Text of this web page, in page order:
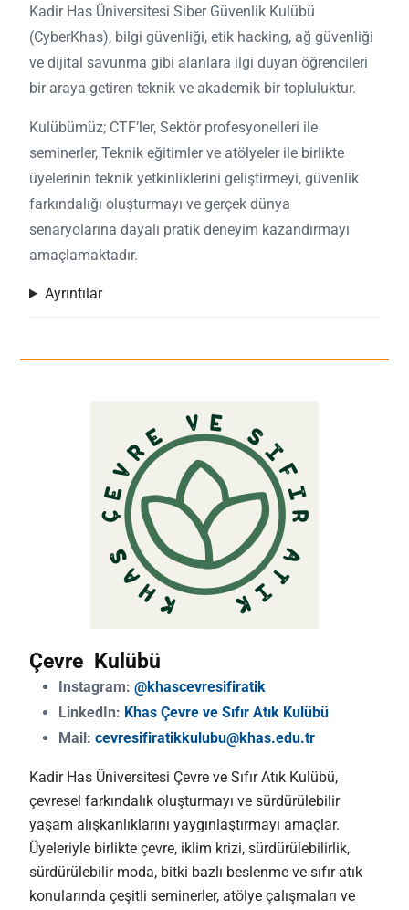
Kadir Has Üniversitesi Siber Güvenlik Kulübü
(CyberKhas), bilgi güvenliği, etik hacking, ağ güvenliği
ve dijital savunma gibi alanlara ilgi duyan öğrencileri
bir araya getiren teknik ve akademik bir topluluktur.
Kulübümüz; CTF’ler, Sektör profesyonelleri ile
seminerler, Teknik eğitimler ve atölyeler ile birlikte
üyelerinin teknik yetkinliklerini geliştirmeyi, güvenlik
farkındalığı oluşturmayı ve gerçek dünya
senaryolarına dayalı pratik deneyim kazandırmayı
amaçlamaktadır.
Ayrıntılar
Çevre Kulübü
Instagram: @khascevresifiratik
LinkedIn: Khas Çevre ve Sıfır Atık Kulübü
Mail: cevresifiratikkulubu@khas.edu.tr
Kadir Has Üniversitesi Çevre ve Sıfır Atık Kulübü,
çevresel farkındalık oluşturmayı ve sürdürülebilir
yaşam alışkanlıklarını yaygınlaştırmayı amaçlar.
Üyeleriyle birlikte çevre, iklim krizi, sürdürülebilirlik,
sürdürülebilir moda, bitki bazlı beslenme ve sıfır atık
konularında çeşitli seminerler, atölye çalışmaları ve